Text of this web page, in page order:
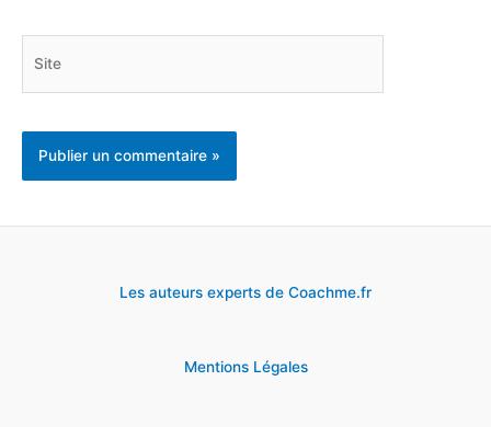
Les auteurs experts de Coachme.fr
Mentions Légales